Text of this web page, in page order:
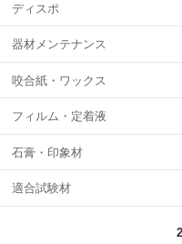
ディスポ
器材メンテナンス
咬合紙・ワックス
フィルム・定着液
石膏・印象材
適合試験材